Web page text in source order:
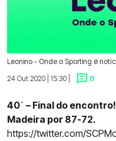
Leonino - Onde o Sporting é
24 Out 2020 | 15:30 |
0
40´ – Final do
Madeira por 87-72.
https://twitter.com/